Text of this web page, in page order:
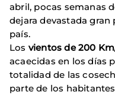
abril, pocas semanas
dejara devastada
país.
Los vientos de 200
acaecidas en los días
totalidad de las
parte de los